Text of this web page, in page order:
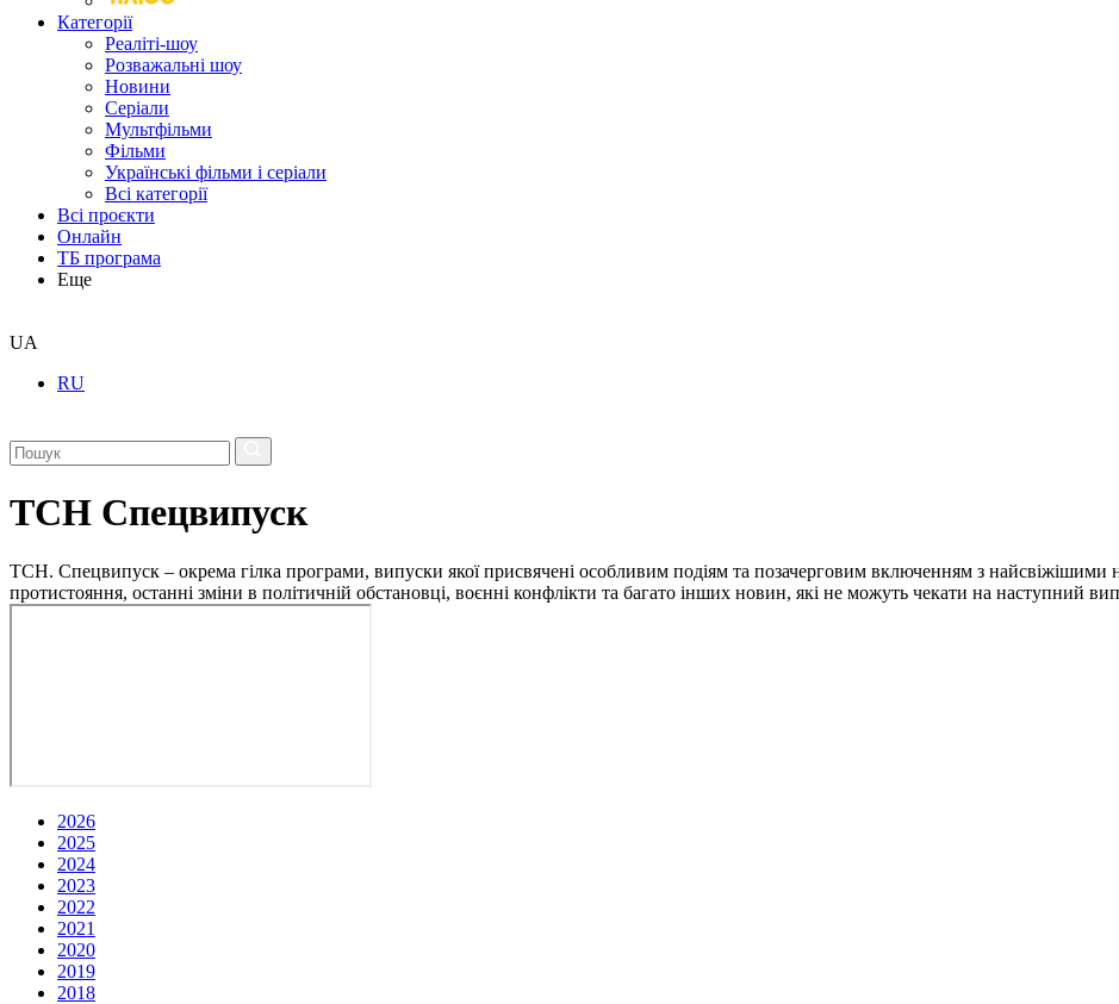
Категорії
Реаліті-шоу
Розважальні шоу
Новини
Серіали
Мультфільми
Фільми
Українські фільми і серіали
Всі категорії
Всі проєкти
Онлайн
ТБ програма
Еще
UA
RU
ТСН Спецвипуск
ТСН. Спецвипуск – окрема гілка програми, випуски якої присвячені особливим подіям та позачерговим включенням з найсвіжішими
протистояння, останні зміни в політичній обстановці, воєнні конфлікти та багато інших новин, які не можуть чекати на наступний
2026
2025
2024
2023
2022
2021
2020
2019
2018